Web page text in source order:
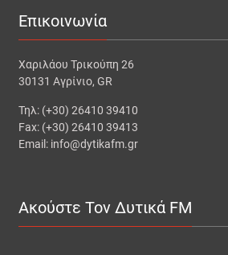
Επικοινωνία
Χαριλάου Τρικούπη 26
30131 Αγρίνιο, GR
Τηλ: (+30) 26410 39410
Fax: (+30) 26410 39413
Email: info@dytikafm.gr
Ακούστε Τον Δυτικά FM